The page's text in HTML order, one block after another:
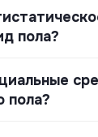
пола?
пола?